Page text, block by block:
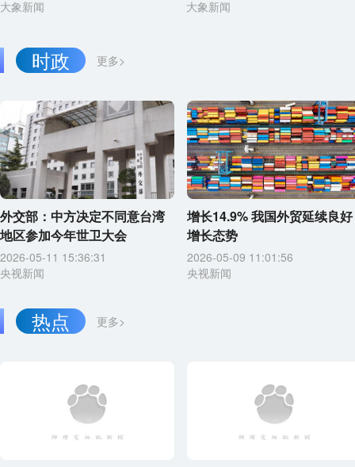
大象新闻
大象新闻
更多>
时政
外交部：中方决定不同意台湾
地区参加今年世卫大会
2026-05-11 15:36:31
央视新闻
增长14.9% 我国外贸延续良好
增长态势
2026-05-09 11:01:56
央视新闻
更多>
热点